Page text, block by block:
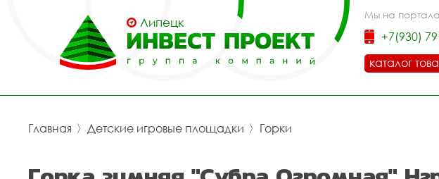
Липецк
Мы на
+7(930)
каталог
Главная 〉 Детские игровые площадки 〉 Горки